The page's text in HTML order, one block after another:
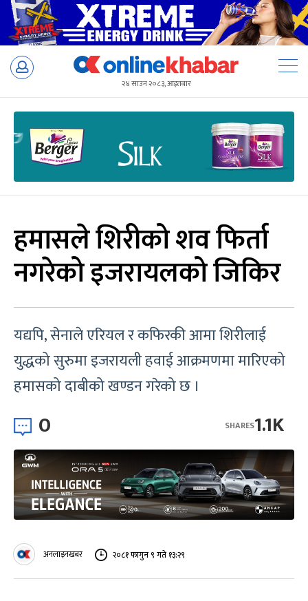
Skip
२४ साउन २०८३, आइतबार
हमासले शिरीको शव फिर्ता
नगरेको इजरायलको जिकिर
यद्यपि, सेनाले एरियल र कफिरकी आमा शिरीलाई
युद्धको सुरुमा इजरायली हवाई आक्रमणमा मारिएको
हमासको दाबीको खण्डन गरेको छ ।
0 1.1K
SHARES
अनलाइनखबर २०८१ फागुन ९ गते १३:२९